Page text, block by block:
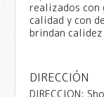
realizados con
calidad y con
brindan calidez
DIRECCIÓN
DIRECCION: